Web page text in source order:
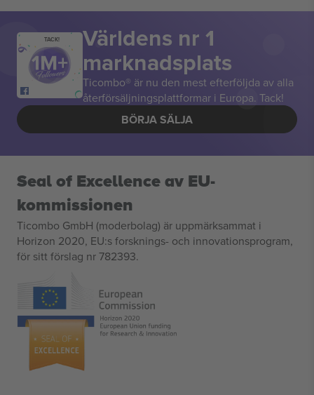
TACK! Världens nr 1
marknadsplats
Ticombo® är nu den mest efterföljda av alla
återförsäljningsplattformar i Europa. Tack!
BÖRJA SÄLJA
Seal of Excellence av EU-
kommissionen
Ticombo GmbH (moderbolag) är uppmärksammat i
Horizon 2020, EU:s forsknings- och innovationsprogram,
för sitt förslag nr 782393.